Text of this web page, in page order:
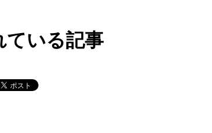
ている記事